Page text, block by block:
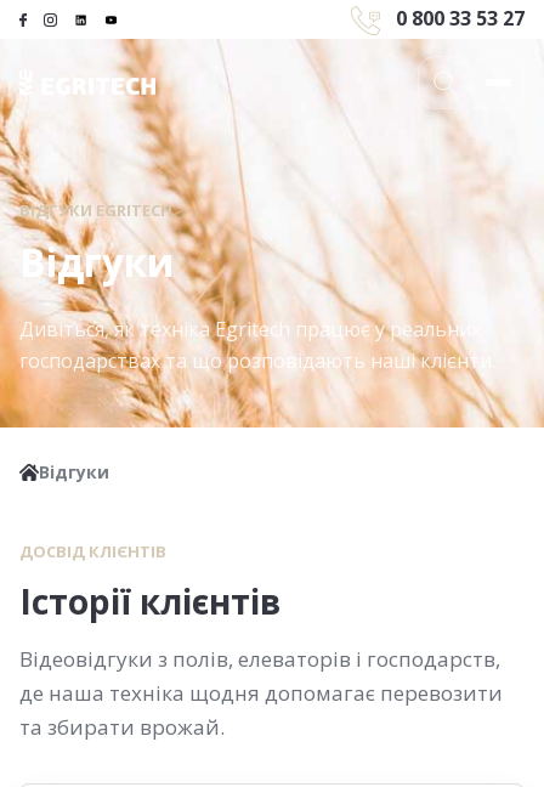
0 800 33 53 27
ВІДГУКИ EGRITECH
Відгуки
Дивіться, як техніка Egritech працює у реальних
господарствах та що розповідають наші клієнти.
Відгуки
ДОСВІД КЛІЄНТІВ
Історії клієнтів
Відеовідгуки з полів, елеваторів і господарств,
де наша техніка щодня допомагає перевозити
та збирати врожай.